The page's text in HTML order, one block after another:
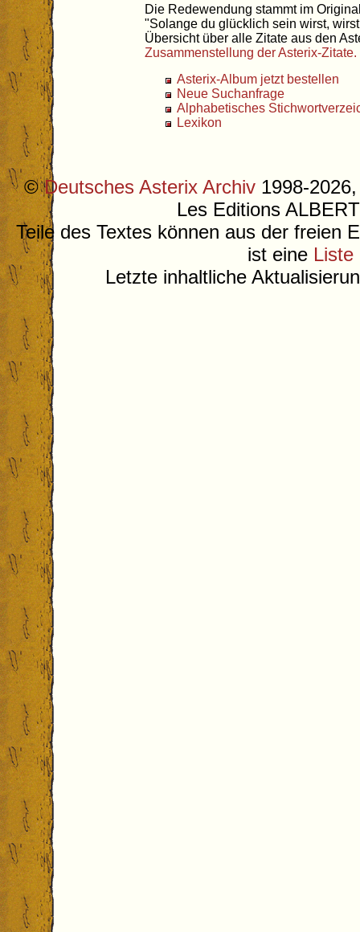
Die Redewendung stammt im
"Solange du glücklich sein wirst,
Übersicht über alle Zitate aus den
Zusammenstellung der Asterix-Zitate.
Asterix-Album jetzt bestellen
Neue Suchanfrage
Alphabetisches
Lexikon
©Deutsches Asterix Archiv 1998-
Les Editions
Teile des Textes können aus der freien
ist eine Liste
Letzte inhaltliche